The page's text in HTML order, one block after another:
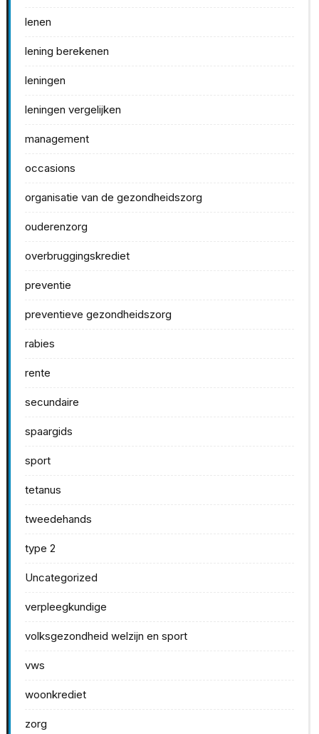
lenen
lening berekenen
leningen
leningen vergelijken
management
occasions
organisatie van de gezondheidszorg
ouderenzorg
overbruggingskrediet
preventie
preventieve gezondheidszorg
rabies
rente
secundaire
spaargids
sport
tetanus
tweedehands
type 2
Uncategorized
verpleegkundige
volksgezondheid welzijn en sport
vws
woonkrediet
zorg